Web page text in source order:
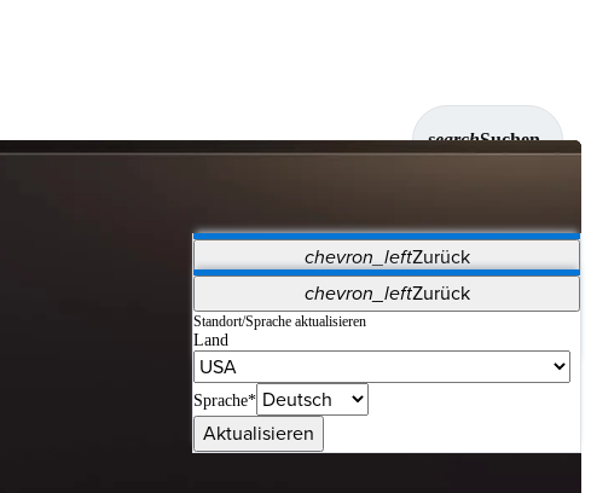
searchSuchen
chevron_leftZurück
Vet Systems OrthoPedia Patient
Supplier Portal
Synergy-Bildgebung und -Resektion
chevron_leftZurück
Standort/Sprache aktualisieren
Land
Sprache*
Aktualisieren